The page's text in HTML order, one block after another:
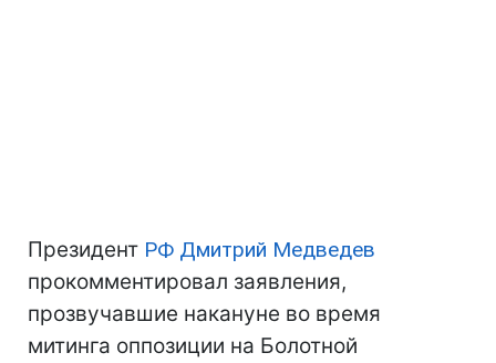
Президент РФ Дмитрий Медведев
прокомментировал заявления,
прозвучавшие накануне во время
митинга оппозиции на Болотной